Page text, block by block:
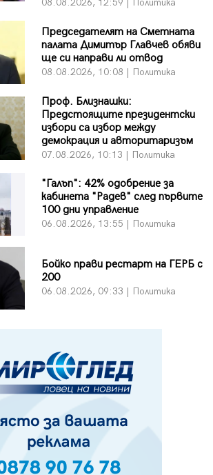
08.08.2026, 12:59 | Политика
Председателят на Сметната
палата Димитър Главчев обяви
ще си направи ли отвод
08.08.2026, 10:08 | Политика
Проф. Близнашки:
Предстоящите президентски
избори са избор между
демокрация и авторитаризъм
07.08.2026, 10:13 | Политика
"Галъп": 42% одобрение за
кабинета "Радев" след първите
100 дни управление
06.08.2026, 13:55 | Политика
Бойко прави рестарт на ГЕРБ с
200
06.08.2026, 09:33 | Политика